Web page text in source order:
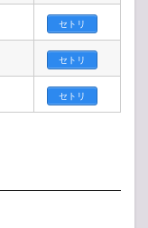
セトリ
セトリ
セトリ